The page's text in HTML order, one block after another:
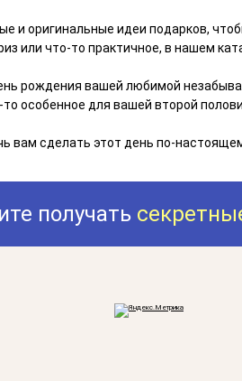
и оригинальные идеи подарков,
или что-то практичное, в нашем
рождения вашей любимой
особенное для вашей второй
вам сделать этот день по-
получать